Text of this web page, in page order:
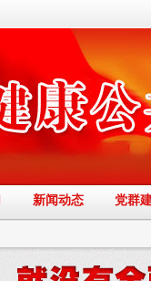
新闻动态 党群